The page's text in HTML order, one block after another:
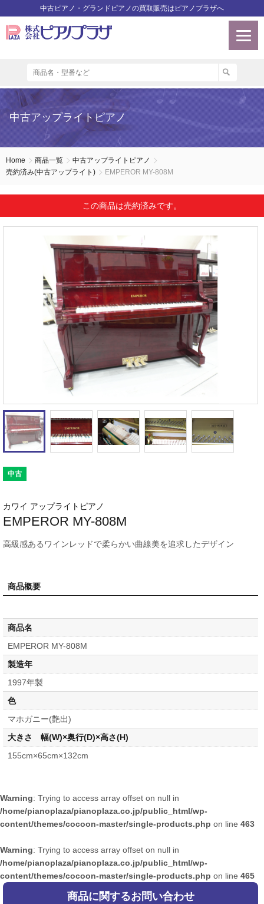
中古ピアノ・グランドピアノの買取販売はピアノプラザへ
中古アップライトピアノ
Home 商品一覧
中古アップライトピアノ
売約済み(中古アップライト)
EMPEROR MY-808M
この商品は売約済みです。
中古
カワイ アップライトピアノ
EMPEROR MY-808M
高級感あるワインレッドで柔らかい曲線美を追求したデザイン
商品概要
商品名
EMPEROR MY-808M
製造年
1997年製
色
マホガニー(艶出)
大きさ 幅(W)×奥行(D)×高さ(H)
155cm×65cm×132cm
Warning: Trying to access array offset on null in
/home/pianoplaza/pianoplaza.co.jp/public_html/wp-
content/themes/cocoon-master/single-products.php on line 463
Warning: Trying to access array offset on null in
/home/pianoplaza/pianoplaza.co.jp/public_html/wp-
content/themes/cocoon-master/single-products.php on line 465
商品に関するお問い合わせ